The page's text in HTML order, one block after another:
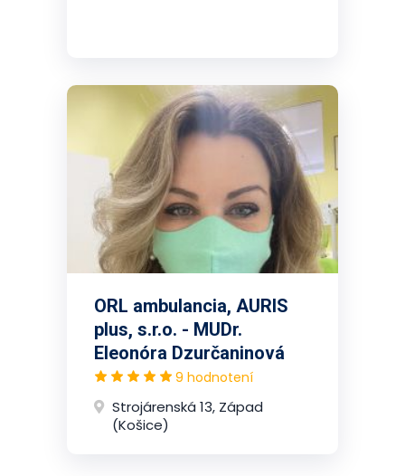
ORL ambulancia, AURIS
plus, s.r.o. - MUDr.
Eleonóra Dzurčaninová
9 hodnotení
Strojárenská 13, Západ
(Košice)